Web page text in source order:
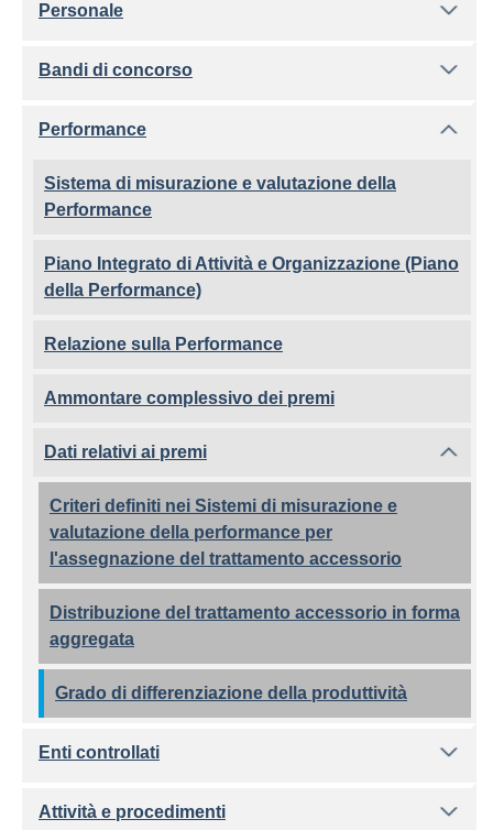
Personale
Bandi di concorso
Performance
Sistema di misurazione e valutazione della
Performance
Piano Integrato di Attività e Organizzazione (Piano
della Performance)
Relazione sulla Performance
Ammontare complessivo dei premi
Dati relativi ai premi
Criteri definiti nei Sistemi di misurazione e
valutazione della performance per
l'assegnazione del trattamento accessorio
Distribuzione del trattamento accessorio in forma
aggregata
Grado di differenziazione della produttività
Enti controllati
Attività e procedimenti